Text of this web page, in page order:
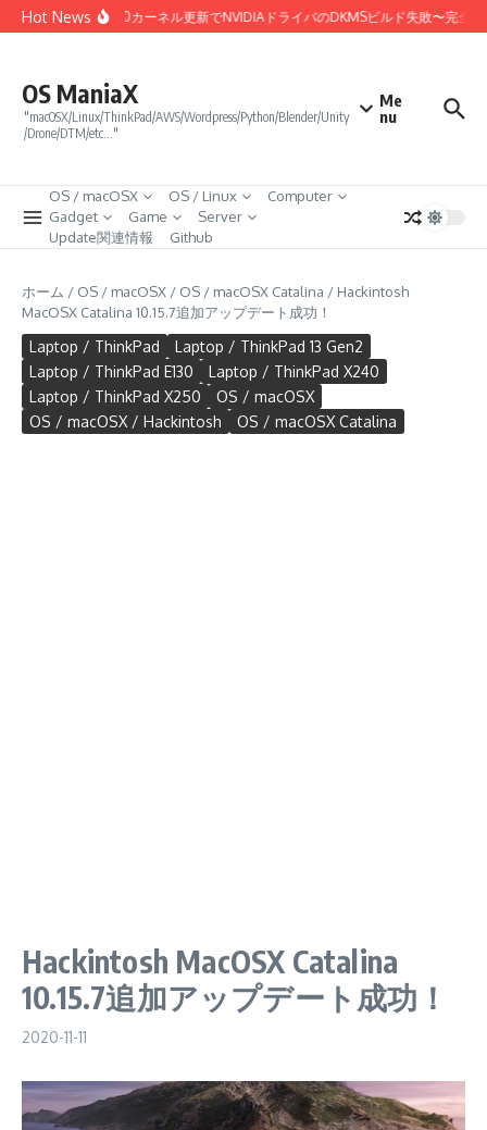
コンテンツへスキップ
Hot NewsLinux 7.0カーネル更新でNVIDIAドライバのDKMSビルド失敗〜完全復
OS ManiaX
"macOSX/Linux/ThinkPad/AWS/Wordpress/Python/Blender/Unity
/Drone/DTM/etc…"
Me
nu
OS / macOSX OS / Linux
Computer
Gadget
Game
Server
Update関連情報
Github
ホーム / OS / macOSX / OS / macOSX Catalina / Hackintosh
MacOSX Catalina 10.15.7追加アップデート成功！
Laptop / ThinkPad
Laptop / ThinkPad 13 Gen2
Laptop / ThinkPad E130
Laptop / ThinkPad X240
Laptop / ThinkPad X250
OS / macOSX
OS / macOSX / Hackintosh
OS / macOSX Catalina
Hackintosh MacOSX Catalina
10.15.7追加アップデート成功！
2020-11-11